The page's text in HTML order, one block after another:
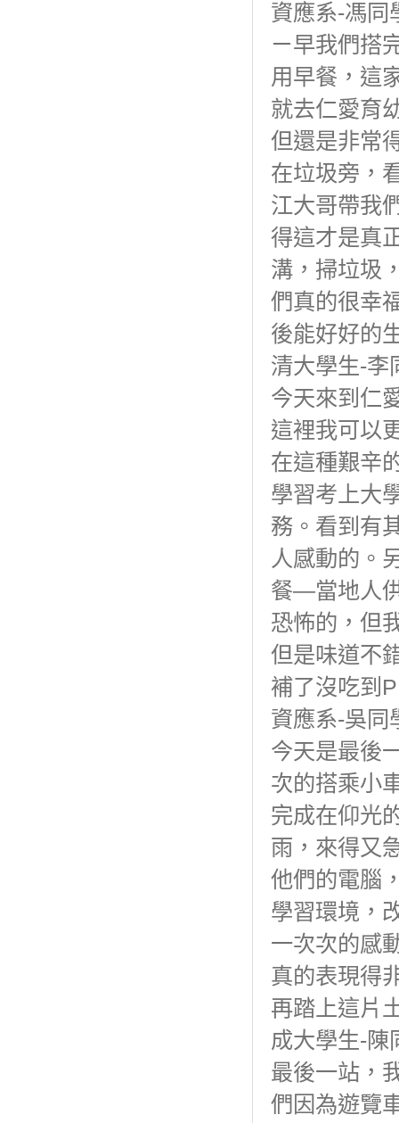
資應系-馮同
ㄧ早我們搭
用早餐，這
就去仁愛育
但還是非常
在垃圾旁，
江大哥帶我
得這才是真
溝，掃垃圾
們真的很幸
後能好好的
清大學生-李
今天來到仁
這裡我可以
在這種艱辛
學習考上大
務。看到有
人感動的。
餐—當地人
恐怖的，但
但是味道不
補了沒吃到
資應系-吳同
今天是最後
次的搭乘小
完成在仰光
雨，來得又
他們的電腦
學習環境，
一次次的感
真的表現得
再踏上這片
成大學生-陳
最後一站，
們因為遊覽